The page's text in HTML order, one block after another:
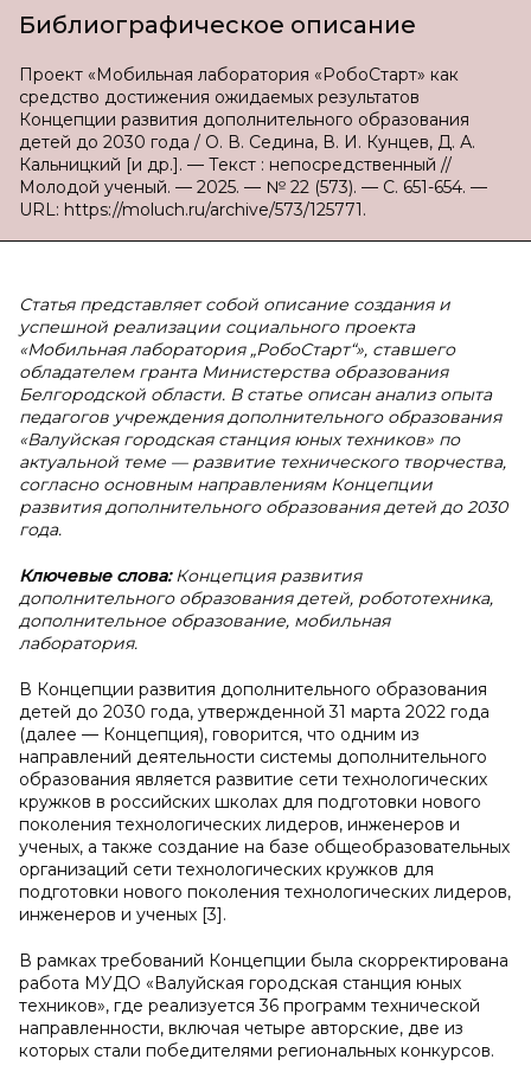
Библиографическое описание
Проект «Мобильная лаборатория «РобоСтарт» как
средство достижения ожидаемых результатов
Концепции развития дополнительного образования
детей до 2030 года / О. В. Седина, В. И. Кунцев, Д. А.
Кальницкий [и др.]. — Текст : непосредственный //
Молодой ученый. — 2025. — № 22 (573). — С. 651-654. —
URL: https://moluch.ru/archive/573/125771.
Статья представляет собой описание создания и
успешной реализации социального проекта
«Мобильная лаборатория „РобоСтарт“», ставшего
обладателем гранта Министерства образования
Белгородской области. В статье описан анализ опыта
педагогов учреждения дополнительного образования
«Валуйская городская станция юных техников» по
актуальной теме — развитие технического творчества,
согласно основным направлениям Концепции
развития дополнительного образования детей до 2030
года.
Ключевые слова:Концепция развития
дополнительного образования детей, робототехника,
дополнительное образование, мобильная
лаборатория.
В Концепции развития дополнительного образования
детей до 2030 года, утвержденной 31 марта 2022 года
(далее — Концепция), говорится, что одним из
направлений деятельности системы дополнительного
образования является развитие сети технологических
кружков в российских школах для подготовки нового
поколения технологических лидеров, инженеров и
ученых, а также создание на базе общеобразовательных
организаций сети технологических кружков для
подготовки нового поколения технологических лидеров,
инженеров и ученых [3].
В рамках требований Концепции была скорректирована
работа МУДО «Валуйская городская станция юных
техников», где реализуется 36 программ технической
направленности, включая четыре авторские, две из
которых стали победителями региональных конкурсов.